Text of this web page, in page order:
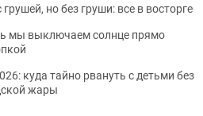
но без груши: все в восторге
мы выключаем солнце прямо
куда тайно рвануть с детьми без
жары